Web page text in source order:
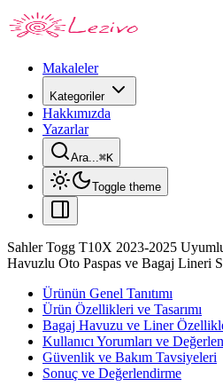
Makaleler
Kategoriler
Hakkımızda
Yazarlar
Ara...⌘K
Toggle theme
Sahler Togg T10X 2023-2025
Havuzlu Oto Paspas ve Bagaj Lineri
Ürünün Genel Tanıtımı
Ürün Özellikleri ve Tasarımı
Bagaj Havuzu ve Liner
Kullanıcı Yorumları ve
Güvenlik ve Bakım Tavsiyeleri
Sonuç ve Değerlendirme